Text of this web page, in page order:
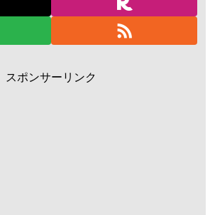
スポンサーリンク